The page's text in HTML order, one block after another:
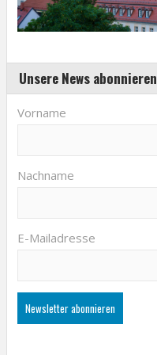
Unsere News abonnieren
Vorname
Nachname
E-Mailadresse